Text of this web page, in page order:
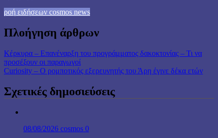
ροή ειδήσεων cosmos news
Πλοήγηση άρθρων
Κέρκυρα – Επανέναρξη του προγράμματος δακοκτονίας – Τι να
προσέξουν οι παραγωγοί
Curiosity – Ο ρομποτικός εξερευνητής του Άρη έγινε δέκα ετών
Σχετικές δημοσιεύσεις
08/08/2026 cosmos 0